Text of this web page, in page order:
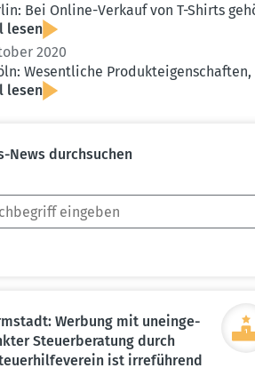
Bei Online-Verkauf von T-Shirts
lesen
2020
Wesent­liche
lesen
News durch­suchen
Werbung mit unein­ge­
Steuer­be­ratung durch
ist irreführend